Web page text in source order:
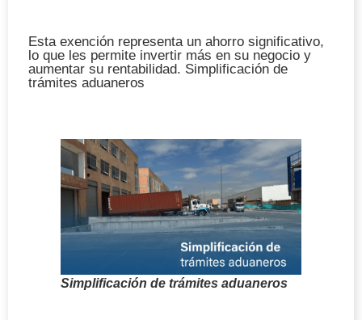
Esta exención representa un ahorro significativo,
lo que les permite invertir más en su negocio y
aumentar su rentabilidad. Simplificación de
trámites aduaneros
Simplificación de trámites aduaneros